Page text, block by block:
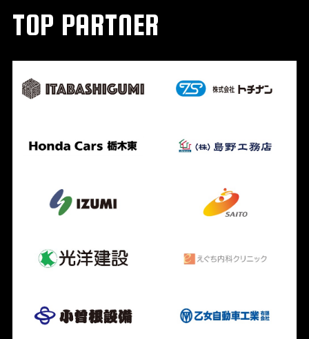
TOP PARTNER